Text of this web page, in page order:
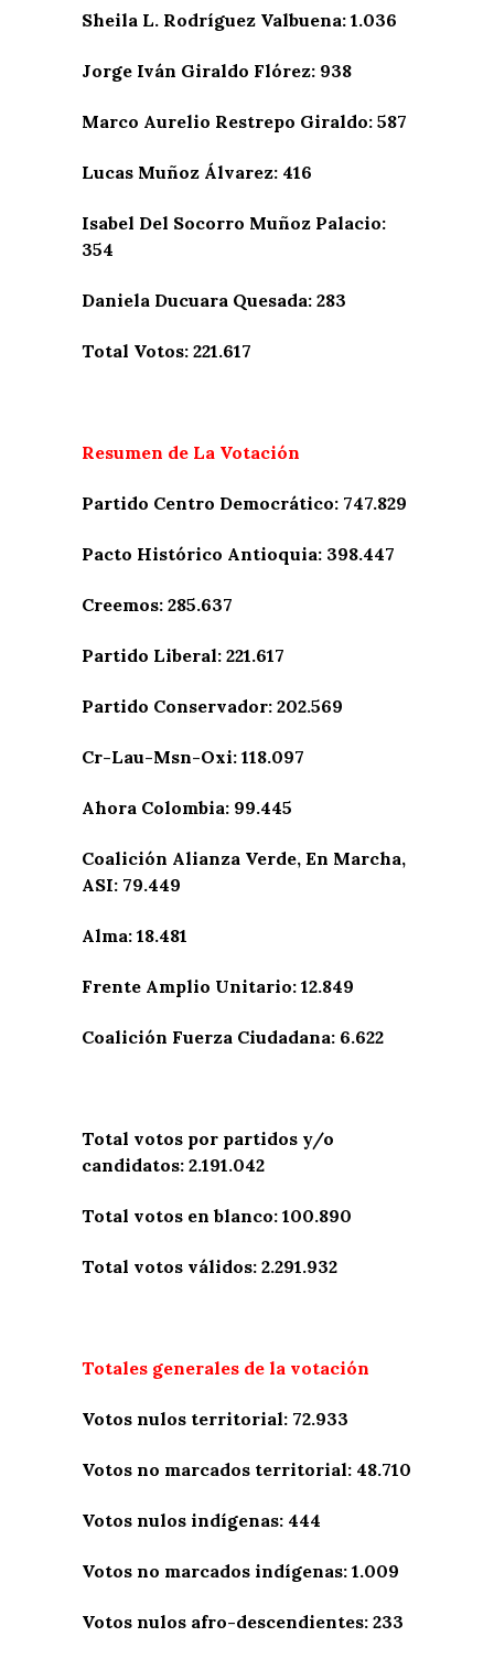
Sheila L. Rodríguez Valbuena: 1.036
Jorge Iván Giraldo Flórez: 938
Marco Aurelio Restrepo Giraldo: 587
Lucas Muñoz Álvarez: 416
Isabel Del Socorro Muñoz Palacio:
354
Daniela Ducuara Quesada: 283
Total Votos: 221.617
Resumen de La Votación
Partido Centro Democrático: 747.829
Pacto Histórico Antioquia: 398.447
Creemos: 285.637
Partido Liberal: 221.617
Partido Conservador: 202.569
Cr-Lau-Msn-Oxi: 118.097
Ahora Colombia: 99.445
Coalición Alianza Verde, En Marcha,
ASI: 79.449
Alma: 18.481
Frente Amplio Unitario: 12.849
Coalición Fuerza Ciudadana: 6.622
Total votos por partidos y/o
candidatos: 2.191.042
Total votos en blanco: 100.890
Total votos válidos: 2.291.932
Totales generales de la votación
Votos nulos territorial: 72.933
Votos no marcados territorial: 48.710
Votos nulos indígenas: 444
Votos no marcados indígenas: 1.009
Votos nulos afro-descendientes: 233